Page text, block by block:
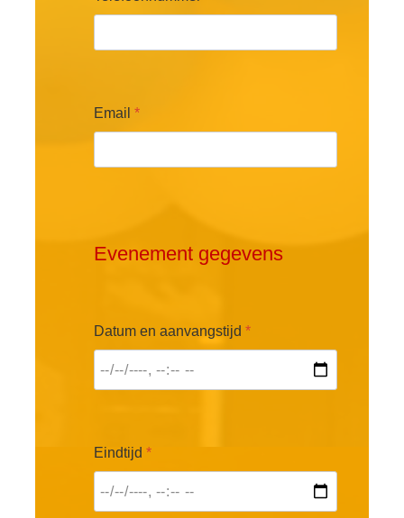
Email *
Evenement gegevens
Datum en aanvangstijd *
Eindtijd *